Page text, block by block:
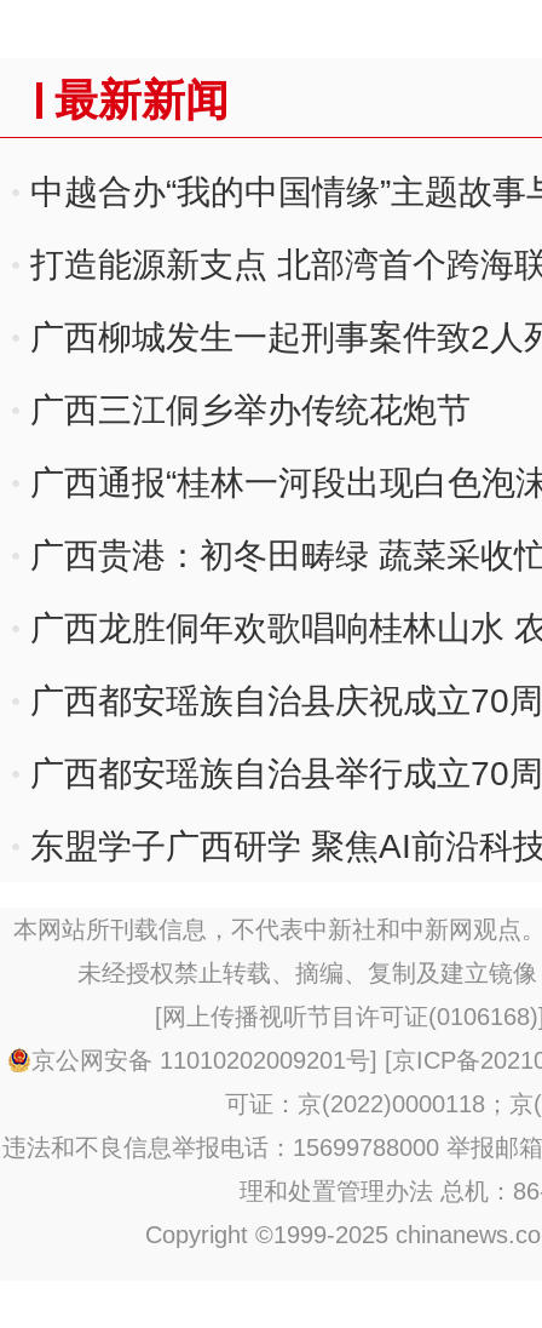
最新新闻
中越合办“我的中国情缘”主题故
打造能源新支点 北部湾首个跨海
广西柳城发生一起刑事案件致2人
广西三江侗乡举办传统花炮节
广西通报“桂林一河段出现白色泡
渎职
广西贵港：初冬田畴绿 蔬菜采收
广西龙胜侗年欢歌唱响桂林山水
广西都安瑶族自治县庆祝成立70
广西都安瑶族自治县举行成立70
东盟学子广西研学 聚焦AI前沿科
本网站所刊载信息，不代表中新社和中新网观点
未经授权禁止转载、摘编、复制及建立镜
[网上传播视听节目许可证(0106168)
京公网安备 11010202009201号] [京ICP备
可证：京(2022)0000118；京
违法和不良信息举报电话：15699788000 举报邮
理和处置管理办法 总机：
Copyright ©1999-2025